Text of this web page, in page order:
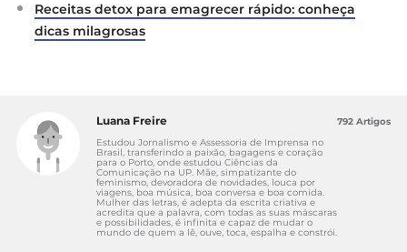
Receitas detox para emagrecer rápido: conheça
dicas milagrosas
Luana Freire
Estudou Jornalismo e Assessoria de Imprensa no
Brasil, transferindo a paixão, bagagens e coração
para o Porto, onde estudou Ciências da
Comunicação na UP. Mãe, simpatizante do
feminismo, devoradora de novidades, louca por
viagens, boa música, boa conversa e boa comida.
Mulher das letras, é adepta da escrita criativa e
acredita que a palavra, com todas as suas máscaras
e possibilidades, é infinita e capaz de mudar o
mundo de quem a lê, ouve, toca, espalha e constrói.
792 Artigos